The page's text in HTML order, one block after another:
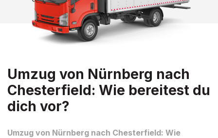
Umzug von Nürnberg nach
Chesterfield: Wie bereitest du
dich vor?
Umzug von Nürnberg nach Chesterfield: Wie